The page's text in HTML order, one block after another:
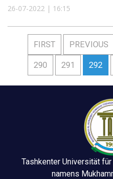
26-07-2022 | 16:15
FIRST PREVIOUS
290 291 292
Tashkenter Universität
namens